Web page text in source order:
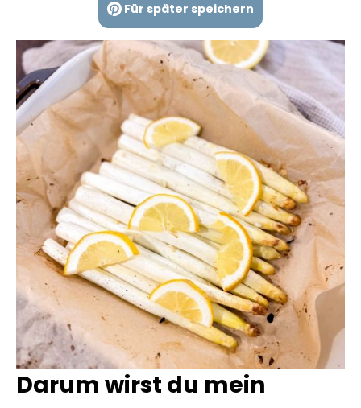
Für später speichern
Darum wirst du mein